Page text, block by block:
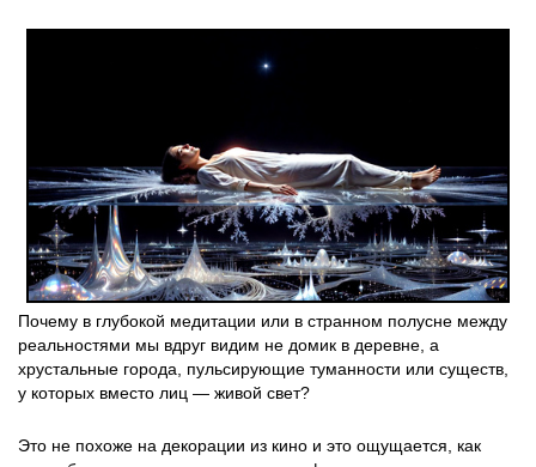
Почему в глубокой медитации или в странном полусне между
реальностями мы вдруг видим не домик в деревне, а
хрустальные города, пульсирующие туманности или существ,
у которых вместо лиц — живой свет?
Это не похоже на декорации из кино и это ощущается, как